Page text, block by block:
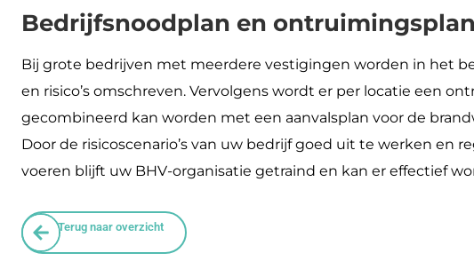
Bedrijfsnoodplan en ontruimingsplan
Bij grote bedrijven met meerdere vestigingen worden in het
en risico’s omschreven. Vervolgens wordt er per locatie een
gecombineerd kan worden met een aanvalsplan voor de
Door de risicoscenario’s van uw bedrijf goed uit te werken
voeren blijft uw BHV-organisatie getraind en kan er effectief
Terug naar overzicht